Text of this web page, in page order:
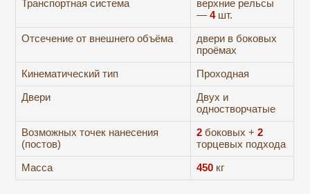
Транспортная система
верхние рельсы
—4шт.
Отсечение от внешнего объёма
двери в боковых
проёмах
Кинематический тип Проходная
Двери
Двух и
одностворчатые
Возможных точек нанесения
(постов)
2 боковых +2
торцевых подхода
Масса 450 кг